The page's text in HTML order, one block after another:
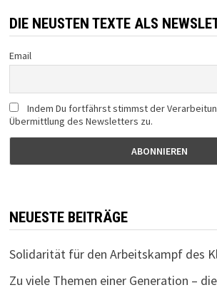
DIE NEUSTEN TEXTE ALS
Email
Indem Du fortfährst stimmst der
Übermittlung des Newsletters zu.
NEUESTE BEITRÄGE
Solidarität für den Arbeitskampf des
Zu viele Themen einer Generation –